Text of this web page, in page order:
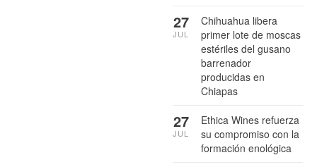
Chihuahua libera
primer lote de moscas
estériles del gusano
barrenador
producidas en
Chiapas
27
JUL
Ethica Wines refuerza
su compromiso con la
formación enológica
27
JUL